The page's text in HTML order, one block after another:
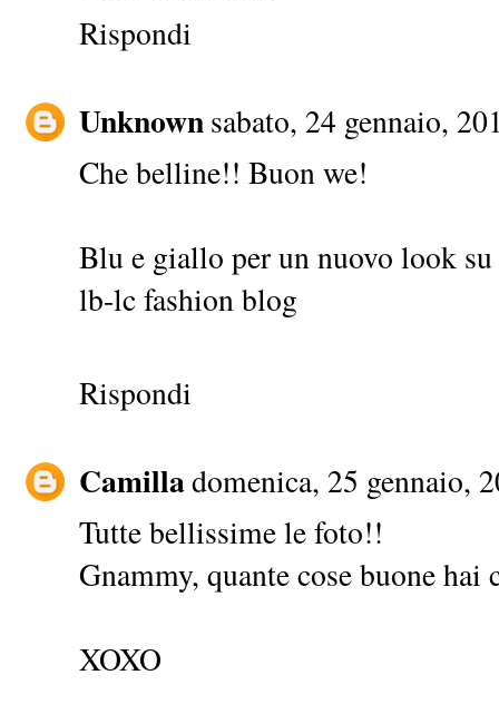
Rispondi
Unknownsabato, 24 gennaio,
Che belline!! Buon we!
Blu e giallo per un nuovo look su
lb-lc fashion blog
Rispondi
Camilladomenica, 25 gennaio,
Tutte bellissime le foto!!
Gnammy, quante cose buone
XOXO